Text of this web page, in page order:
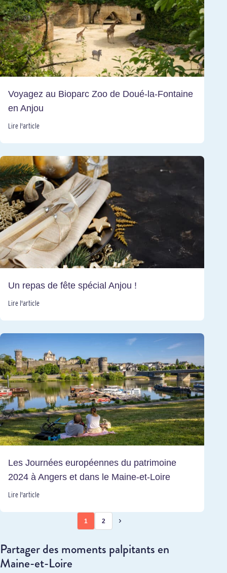
Voyagez au Bioparc Zoo de Doué-la-Fontaine
en Anjou
Lire l'article
Un repas de fête spécial Anjou !
Lire l'article
Les Journées européennes du patrimoine
2024 à Angers et dans le Maine-et-Loire
Lire l'article
1 2
Partager des moments palpitants en
Maine-et-Loire